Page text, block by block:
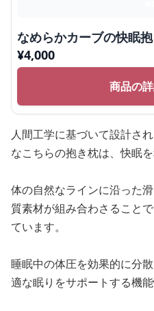
なめらかカーブの快眠
¥4,000
商品の
人間工学に基づいて設計さ
なこちらの抱き枕は、快眠
体の自然なラインに沿った
質素材が組み合わさること
ています。
睡眠中の体圧を効果的に分
適な眠りをサポートする機